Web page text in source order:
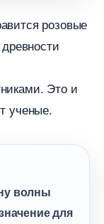
розовые
Это и
ученые.
волны
для